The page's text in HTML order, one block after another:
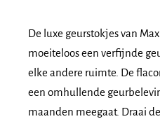
De luxe geurstokjes van
moeiteloos een verfijnde
elke andere ruimte. De
een omhullende
maanden meegaat. Draai